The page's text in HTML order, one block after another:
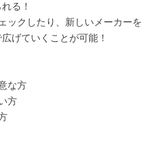
る！
ックしたり、新しいメーカーを
げていくことが可能！
な方
方